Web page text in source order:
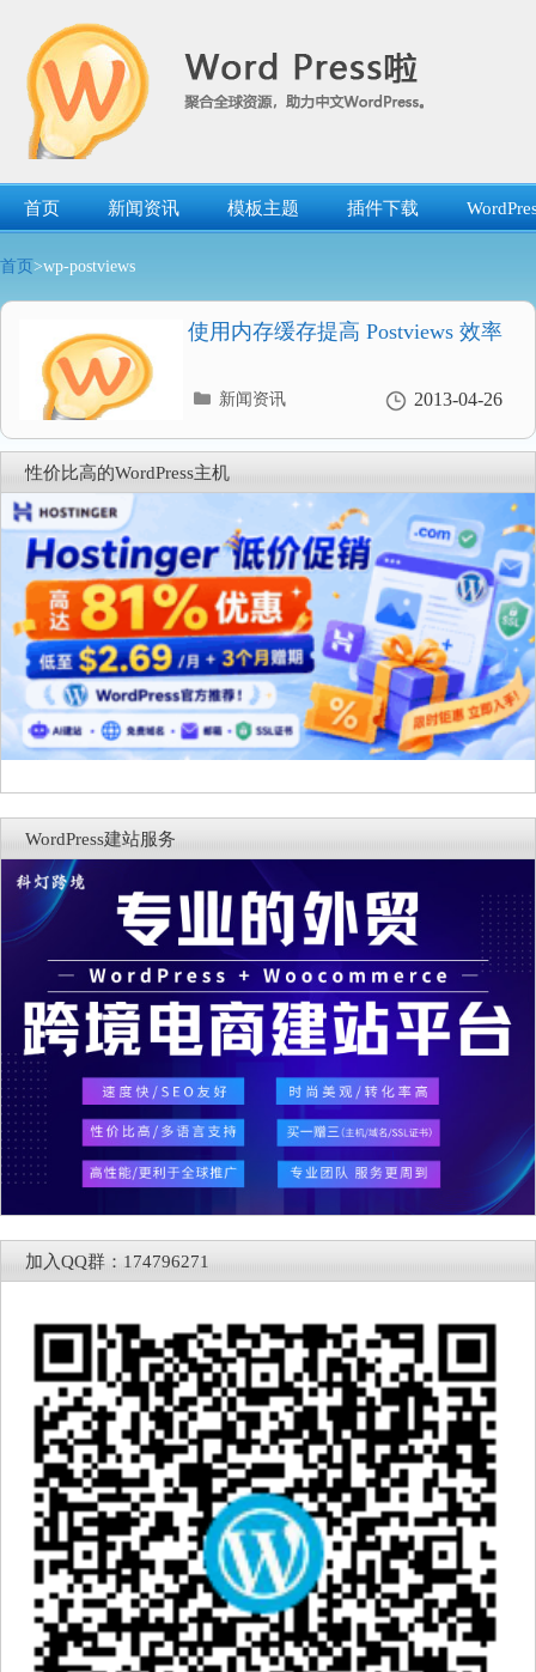
首页 新闻资讯 模板主题 插件下载
首页 >wp-postviews
使用内存缓存提高 Postviews 效率
2013-04-26
分
录
新闻资讯
性价比高的WordPress主机
WordPress建站服务
加入QQ群：174796271